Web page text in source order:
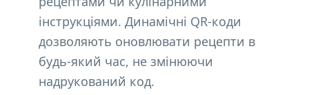
інструкціями. Динамічні QR-коди
дозволяють оновлювати рецепти в
будь-який час, не змінюючи
надрукований код.